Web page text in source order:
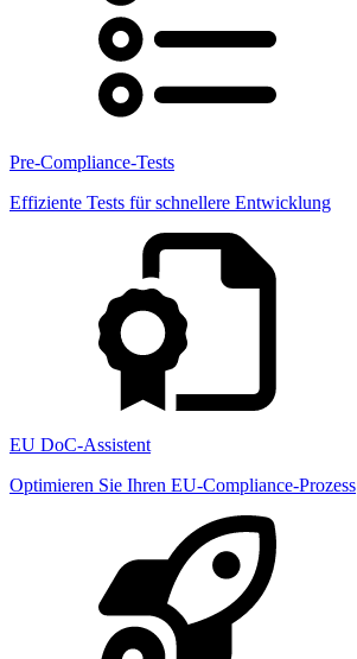
Pre-Compliance-Tests
Effiziente Tests für schnellere Entwicklung
EU DoC-Assistent
Optimieren Sie Ihren EU-Compliance-Prozess